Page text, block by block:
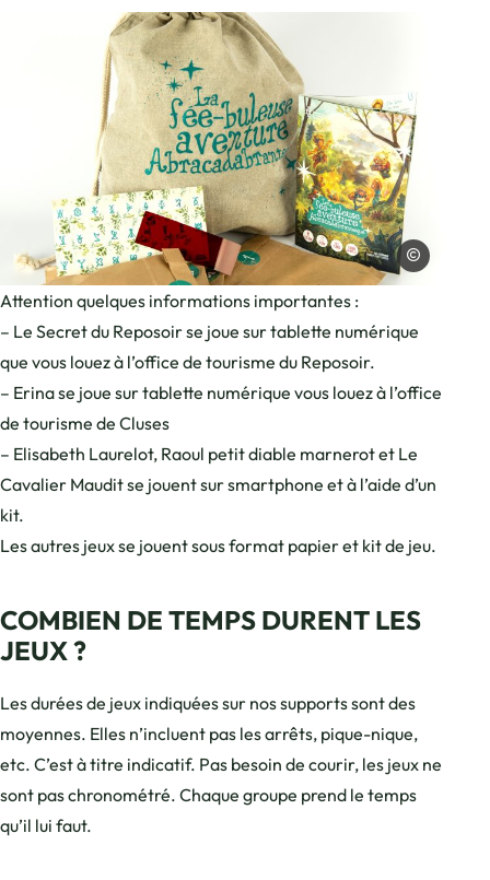
Boutique, fée, © Charles Savouret
Charles
Attention quelques informations importantes :
– Le Secret du Reposoir se joue sur tablette numérique
que vous louez à l’office de tourisme du Reposoir.
– Erina se joue sur tablette numérique vous louez à l’office
de tourisme de Cluses
– Elisabeth Laurelot, Raoul petit diable marnerot et Le
Cavalier Maudit se jouent sur smartphone et à l’aide d’un
kit.
Les autres jeux se jouent sous format papier et kit de jeu.
COMBIEN DE TEMPS DURENT LES
JEUX ?
Les durées de jeux indiquées sur nos supports sont des
moyennes. Elles n’incluent pas les arrêts, pique-nique,
etc. C’est à titre indicatif. Pas besoin de courir, les jeux ne
sont pas chronométré. Chaque groupe prend le temps
qu’il lui faut.